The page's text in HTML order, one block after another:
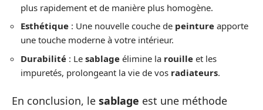
plus rapidement et de manière plus homogène.
Esthétique : Une nouvelle couche de peinture apporte
une touche moderne à votre intérieur.
Durabilité : Le sablage élimine la rouille et les
impuretés, prolongeant la vie de vos radiateurs.
En conclusion, le sablage est une méthode